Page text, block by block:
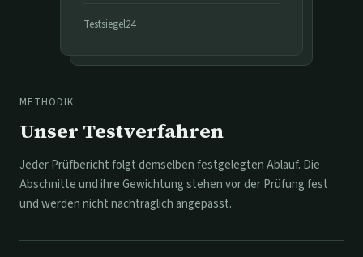
Testsiegel24
METHODIK
Unser Testverfahren
Jeder Prüfbericht folgt demselben festgelegten Ablauf. Die
Abschnitte und ihre Gewichtung stehen vor der Prüfung fest
und werden nicht nachträglich angepasst.